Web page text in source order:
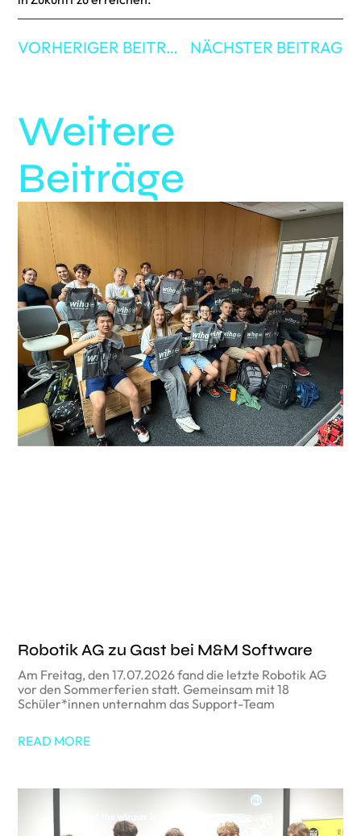
VORHERIGER BEITRAG NÄCHSTER BEITRAG
Weitere
Beiträge
Robotik AG zu Gast bei M&M Software
Am Freitag, den 17.07.2026 fand die letzte Robotik AG
vor den Sommerferien statt. Gemeinsam mit 18
Schüler*innen unternahm das Support-Team
READ MORE